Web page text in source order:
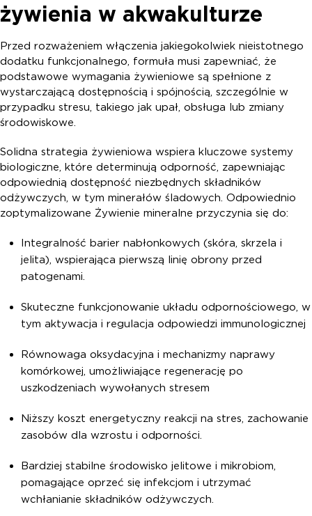
żywienia w akwakulturze
Przed rozważeniem włączenia jakiegokolwiek nieistotnego
dodatku funkcjonalnego, formuła musi zapewniać, że
podstawowe wymagania żywieniowe są spełnione z
wystarczającą dostępnością i spójnością, szczególnie w
przypadku stresu, takiego jak upał, obsługa lub zmiany
środowiskowe.
Solidna strategia żywieniowa wspiera kluczowe systemy
biologiczne, które determinują odporność, zapewniając
odpowiednią dostępność niezbędnych składników
odżywczych, w tym minerałów śladowych. Odpowiednio
zoptymalizowane Żywienie mineralne przyczynia się do:
Integralność barier nabłonkowych (skóra, skrzela i
jelita), wspierająca pierwszą linię obrony przed
patogenami.
Skuteczne funkcjonowanie układu odpornościowego, w
tym aktywacja i regulacja odpowiedzi immunologicznej
Równowaga oksydacyjna i mechanizmy naprawy
komórkowej, umożliwiające regenerację po
uszkodzeniach wywołanych stresem
Niższy koszt energetyczny reakcji na stres, zachowanie
zasobów dla wzrostu i odporności.
Bardziej stabilne środowisko jelitowe i mikrobiom,
pomagające oprzeć się infekcjom i utrzymać
wchłanianie składników odżywczych.